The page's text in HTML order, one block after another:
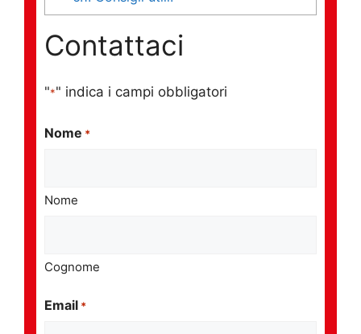
Contattaci
"*" indica i campi obbligatori
Nome *
Nome
Cognome
Email *